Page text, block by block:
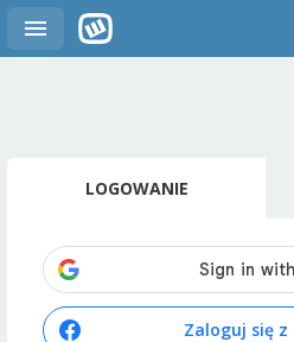
LOGOWANIE
Zaloguj się z